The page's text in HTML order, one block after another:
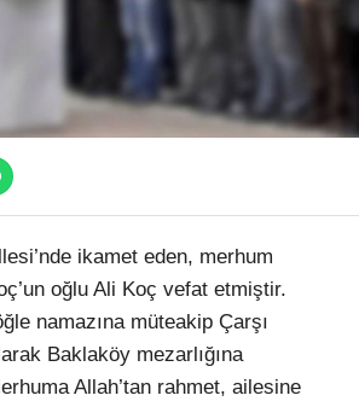
ikamet eden, merhum
oğlu Ali Koç vefat etmiştir.
namazına müteakip Çarşı
Baklaköy mezarlığına
Allah’tan rahmet, ailesine